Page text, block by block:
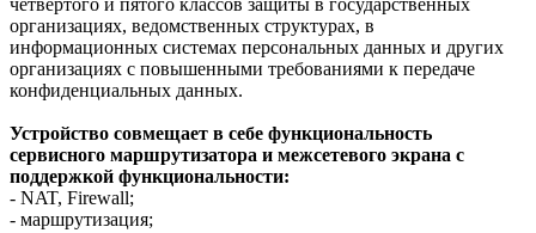
организациях, ведомственных структурах, в
информационных системах персональных данных и других
организациях с повышенными требованиями к передаче
конфиденциальных данных.
Устройство совмещает в себе функциональность
сервисного маршрутизатора и межсетевого экрана с
поддержкой функциональности:
- NAT, Firewall;
- маршрутизация;